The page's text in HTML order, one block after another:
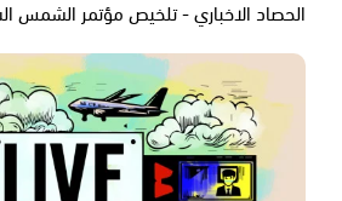
الحصاد الاخباري - تلخيص مؤتمر الشمس السنوي -